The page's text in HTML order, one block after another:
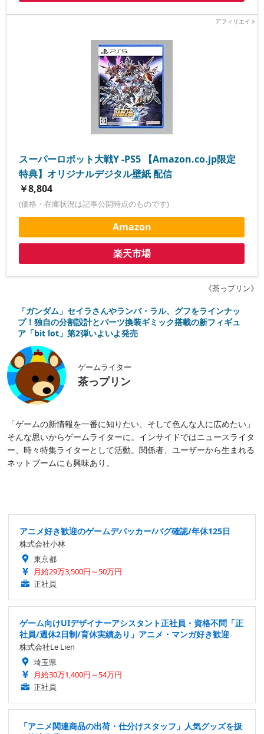
スーパーロボット大戦Y -PS5 【Amazon.co.jp限定
特典】オリジナルデジタル壁紙 配信
￥8,804
(価格・在庫状況は記事公開時点のものです)
Amazon
楽天市場
《茶っプリン》
「ガンダム」セイラさんやランバ・ラル、グフをラインナッ
プ！独自の分割設計とパーツ換装ギミック搭載の新フィギュ
ア「bit lot」第2弾いよいよ発売
ゲームライター
茶っプリン
「ゲームの新情報を一番に知りたい、そして色んな人に広めたい」
そんな思いからゲームライターに。インサイドではニュースライタ
ー、時々特集ライターとして活動。関係者、ユーザーから生まれる
ネットブームにも興味あり。
アニメ好き歓迎のゲームデバッカー/バグ確認/年休125日
株式会社小林
東京都
月給29万3,500円～50万円
正社員
ゲーム向けUIデザイナーアシスタント正社員・資格不問「正
社員/週休2日制/育休実績あり」アニメ・マンガ好き歓迎
株式会社Le Lien
埼玉県
月給30万1,400円～54万円
正社員
「アニメ関連商品の出荷・仕分けスタッフ」人気グッズを扱